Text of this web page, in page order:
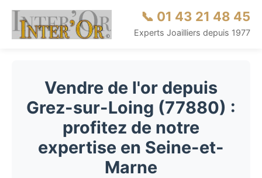
📞 01 43 21 48 45
Experts Joailliers depuis 1977
Vendre de l'or depuis
Grez-sur-Loing (77880) :
profitez de notre
expertise en Seine-et-
Marne